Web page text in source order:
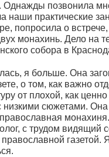
Однажды позвонила
наши практические
попросила о
монахинь. Дело на
собора в
я больше. Она
о том, как важно
от плохой, как ценно
низкими сюжетами.
православная
с трудом видящий
газетой.